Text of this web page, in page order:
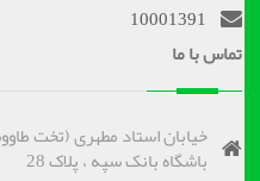
10001391
تماس با ما
خیابان استاد مطهری (تخت
باشگاه بانک سپه ، پلاک 28